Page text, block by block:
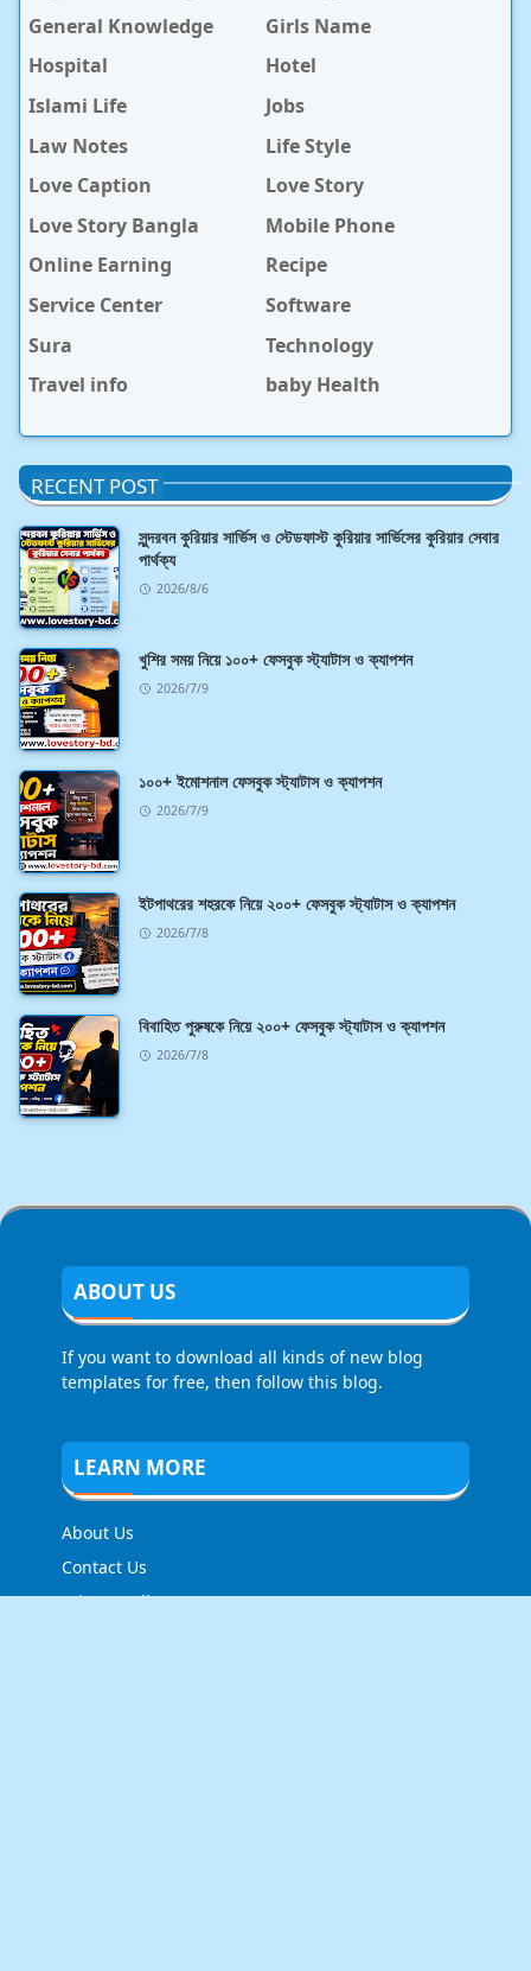
General Knowledge
Girls Name
Hospital
Hotel
Islami Life
Jobs
Law Notes
Life Style
Love Caption
Love Story
Love Story Bangla
Mobile Phone
Online Earning
Recipe
Service Center
Software
Sura
Technology
Travel info
baby Health
RECENT POST
সুন্দরবন কুরিয়ার সার্ভিস ও স্টেডফাস্ট কুরিয়ার সার্ভিসের কুরিয়ার সেবার
পার্থক্য
2026/8/6
খুশির সময় নিয়ে ১০০+ ফেসবুক স্ট্যাটাস ও ক্যাপশন
2026/7/9
১০০+ ইমোশনাল ফেসবুক স্ট্যাটাস ও ক্যাপশন
2026/7/9
ইটপাথরের শহরকে নিয়ে ২০০+ ফেসবুক স্ট্যাটাস ও ক্যাপশন
2026/7/8
বিবাহিত পুরুষকে নিয়ে ২০০+ ফেসবুক স্ট্যাটাস ও ক্যাপশন
2026/7/8
ABOUT US
If you want to download all kinds of new blog
templates for free, then follow this blog.
LEARN MORE
About Us
Contact Us
Privacy Policy